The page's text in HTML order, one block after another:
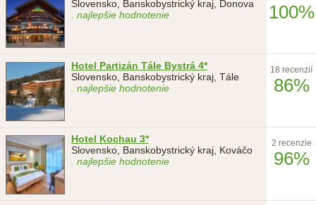
Slovensko, Banskobystrický kraj, Donova
. najlepšie hodnotenie
100%
Hotel Partizán Tále Bystrá 4*
Slovensko, Banskobystrický kraj, Tále
. najlepšie hodnotenie
18 recenzií
86%
Hotel Kochau 3*
Slovensko, Banskobystrický kraj, Kováčo
. najlepšie hodnotenie
2 recenzie
96%